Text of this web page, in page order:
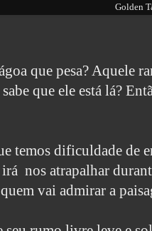
Golden
que pesa? Aquele
que ele está lá?
temos dificuldade de
irá nos atrapalhar
vai admirar a